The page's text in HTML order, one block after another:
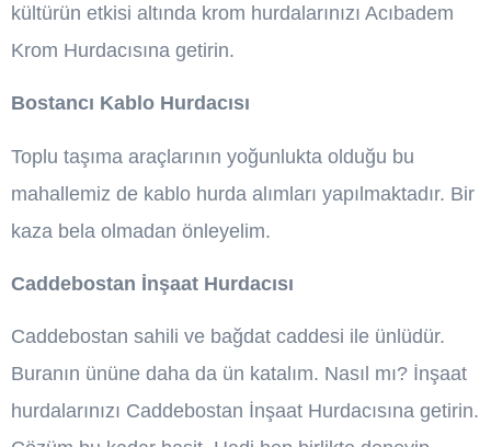
kültürün etkisi altında krom hurdalarınızı Acıbadem
Krom Hurdacısına getirin.
Bostancı Kablo Hurdacısı
Toplu taşıma araçlarının yoğunlukta olduğu bu
mahallemiz de kablo hurda alımları yapılmaktadır. Bir
kaza bela olmadan önleyelim.
Caddebostan İnşaat Hurdacısı
Caddebostan sahili ve bağdat caddesi ile ünlüdür.
Buranın ününe daha da ün katalım. Nasıl mı? İnşaat
hurdalarınızı Caddebostan İnşaat Hurdacısına getirin.